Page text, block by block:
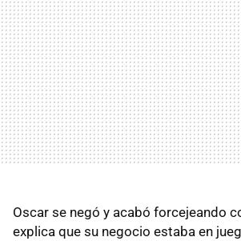
Oscar se negó y acabó forcejeando
explica que su negocio estaba en